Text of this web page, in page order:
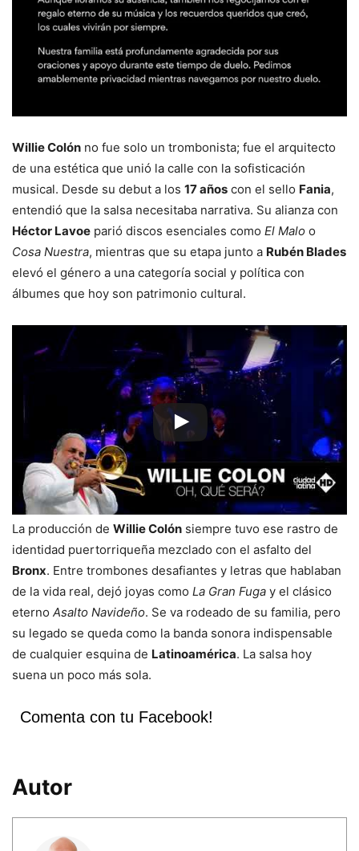
Willie Colón no fue solo un trombonista; fue el arquitecto
de una estética que unió la calle con la sofisticación
musical. Desde su debut a los 17 años con el sello Fania,
entendió que la salsa necesitaba narrativa. Su alianza con
Héctor Lavoe parió discos esenciales como El Malo o
Cosa Nuestra, mientras que su etapa junto a Rubén Blades
elevó el género a una categoría social y política con
álbumes que hoy son patrimonio cultural.
La producción de Willie Colón siempre tuvo ese rastro de
identidad puertorriqueña mezclado con el asfalto del
Bronx. Entre trombones desafiantes y letras que hablaban
de la vida real, dejó joyas como La Gran Fuga y el clásico
eterno Asalto Navideño. Se va rodeado de su familia, pero
su legado se queda como la banda sonora indispensable
de cualquier esquina de Latinoamérica. La salsa hoy
suena un poco más sola.
Comenta con tu Facebook!
Autor